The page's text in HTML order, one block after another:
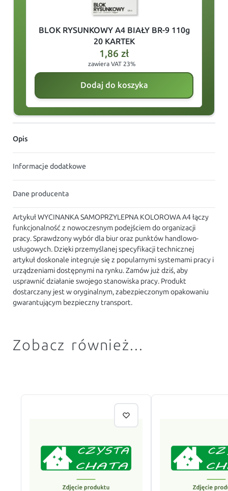
BLOK RYSUNKOWY A4 BIAŁY BR-9 110g
20 KARTEK
1,86 zł
zawiera VAT 23%
Dodaj do koszyka
Opis
Informacje dodatkowe
Dane producenta
Artykuł WYCINANKA SAMOPRZYLEPNA KOLOROWA A4 łączy
funkcjonalność z nowoczesnym podejściem do organizacji
pracy. Sprawdzony wybór dla biur oraz punktów handlowo-
usługowych. Dzięki przemyślanej specyfikacji technicznej
artykuł doskonale integruje się z popularnymi systemami pracy i
urządzeniami dostępnymi na rynku. Zamów już dziś, aby
usprawnić działanie swojego stanowiska pracy. Produkt
dostarczany jest w oryginalnym, zabezpieczonym opakowaniu
gwarantującym bezpieczny transport.
Zobacz również...